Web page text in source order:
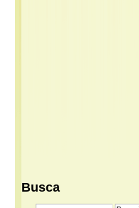
Busca